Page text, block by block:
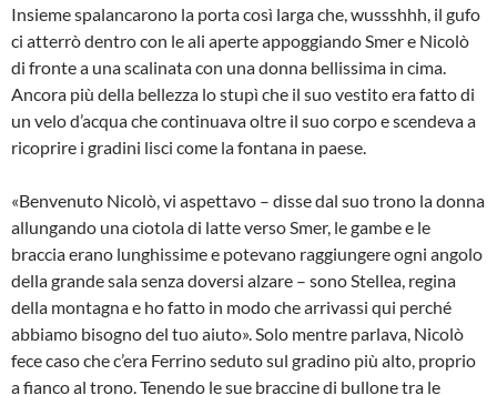
Insieme spalancarono la porta così larga che, wussshhh, il gufo
ci atterrò dentro con le ali aperte appoggiando Smer e Nicolò
di fronte a una scalinata con una donna bellissima in cima.
Ancora più della bellezza lo stupì che il suo vestito era fatto di
un velo d’acqua che continuava oltre il suo corpo e scendeva a
ricoprire i gradini lisci come la fontana in paese.
«Benvenuto Nicolò, vi aspettavo – disse dal suo trono la donna
allungando una ciotola di latte verso Smer, le gambe e le
braccia erano lunghissime e potevano raggiungere ogni angolo
della grande sala senza doversi alzare – sono Stellea, regina
della montagna e ho fatto in modo che arrivassi qui perché
abbiamo bisogno del tuo aiuto». Solo mentre parlava, Nicolò
fece caso che c’era Ferrino seduto sul gradino più alto, proprio
a fianco al trono. Tenendo le sue braccine di bullone tra le